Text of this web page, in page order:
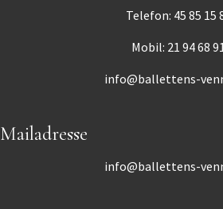
Telefon: 45 85 15
Mobil: 21 94 68
info@ballettens-
Mailadresse
info@ballettens-